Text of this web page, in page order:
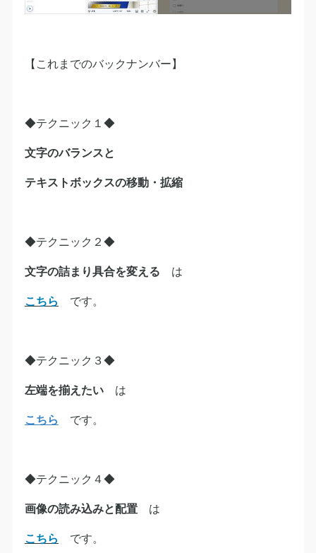
【これまでのバックナンバー】
◆テクニック１◆
文字のバランスと
テキストボックスの移動・拡縮
◆テクニック２◆
文字の詰まり具合を変える は
こちら です。
◆テクニック３◆
左端を揃えたい は
こちら です。
◆テクニック４◆
画像の読み込みと配置 は
こちら です。